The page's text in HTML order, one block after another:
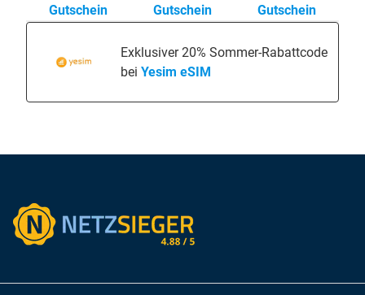
Gutschein
Gutschein
Gutschein
Exklusiver 20% Sommer-Rabattcode
bei Yesim eSIM